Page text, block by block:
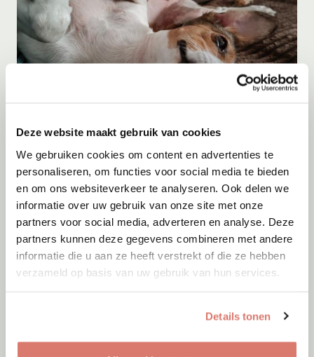
Deze website maakt gebruik van cookies
We gebruiken cookies om content en advertenties te
personaliseren, om functies voor social media te bieden
en om ons websiteverkeer te analyseren. Ook delen we
informatie over uw gebruik van onze site met onze
partners voor social media, adverteren en analyse. Deze
partners kunnen deze gegevens combineren met andere
informatie die u aan ze heeft verstrekt of die ze hebben
verzameld op basis van uw gebruik van hun services.
Details tonen
Adoptie07-08-2026
Tiaga